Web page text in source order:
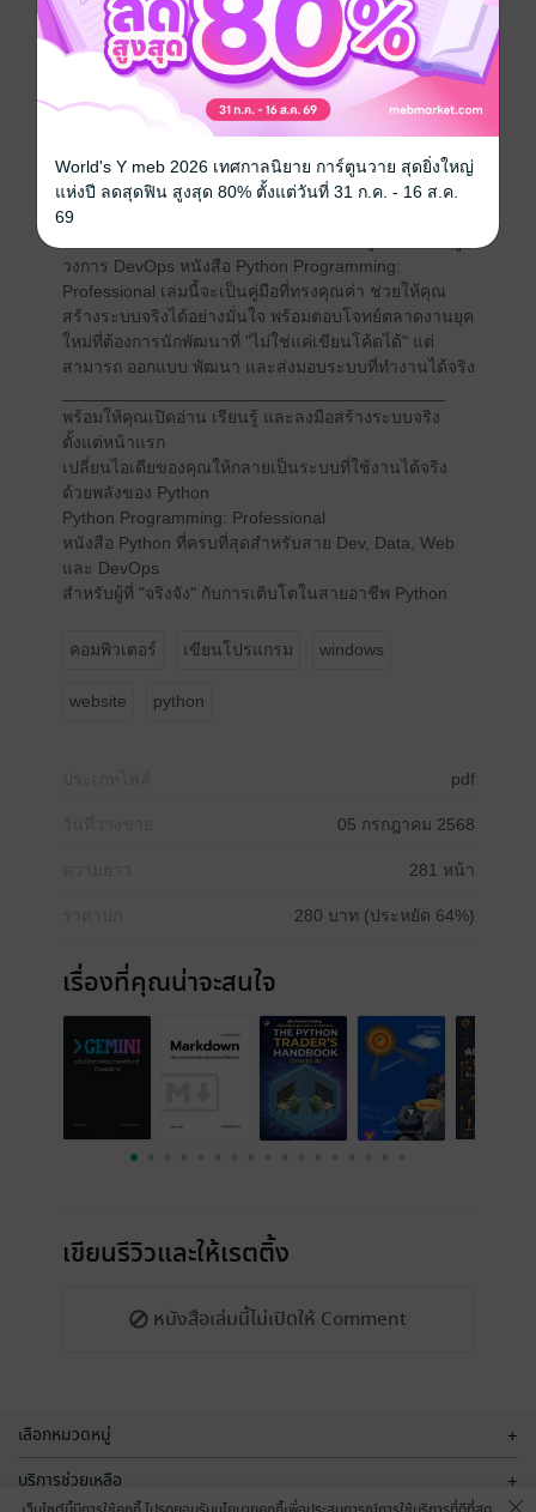
บทที่ 17: จัดการโปรเจกต์ Python ขนาดใหญ่ วาง
โครงสร้างดี ใช้ environment & dependency อย่างเป็น
บทที่ 18: Deploy โปรแกรมแบบมืออาชีพ ทั้ง CLI tools,
Binary executable, Docker และ Cloud
บทที่ 19: เขียน Automation Script, ทำงานกับ API และใช้
Python ร่วมกับ Bash, Cron ในสาย DevOps
________________________________________
ไม่ว่าคุณจะเป็นนักพัฒนาที่ต้องการยกระดับความสามารถ
วงการ DevOps หนังสือ Python Programming:
Professional เล่มนี้จะเป็นคู่มือที่ทรงคุณค่า ช่วยให้คุณ
สร้างระบบจริงได้อย่างมั่นใจ พร้อมตอบโจทย์ตลาดงานยุค
ใหม่ที่ต้องการนักพัฒนาที่ "ไม่ใช่แค่เขียนโค้ดได้" แต่
สามารถ ออกแบบ พัฒนา และส่งมอบระบบที่ทำงานได้จริง
พร้อมให้คุณเปิดอ่าน เรียนรู้ และลงมือสร้างระบบจริง
ตั้งแต่หน้าแรก
เปลี่ยนไอเดียของคุณให้กลายเป็นระบบที่ใช้งานได้จริง
ด้วยพลังของ Python
Python Programming: Professional
หนังสือ Python ที่ครบที่สุดสำหรับสาย Dev, Data, Web
และ DevOps
สำหรับผู้ที่ "จริงจัง" กับการเติบโตในสายอาชีพ Python
คอมพิวเตอร์ เขียนโปรแกรม windows
website python
pdf
05 กรกฎาคม 2568
281 หน้า
280 บาท (ประหยัด 64%)
เรื่องที่คุณน่าจะสนใจ
เขียนรีวิวและให้เรตติ้ง
หนังสือเล่มนี้ไม่เปิดให้ Comment
เลือกหมวดหมู่ +
บริการช่วยเหลือ +
World's Y meb 2026 เทศกาลนิยาย การ์ตูนวาย สุดยิ่งใหญ่
แห่งปี ลดสุดฟิน สูงสุด 80% ตั้งแต่วันที่ 31 ก.ค. - 16 ส.ค.
69